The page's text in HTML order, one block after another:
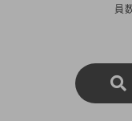
員
で